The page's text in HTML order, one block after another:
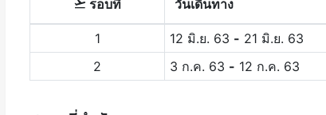
รอบที่ วันเดินทาง
1 12 มิ.ย. 63 - 21 มิ.ย. 63
2
3 ก.ค. 63 - 12 ก.ค. 63